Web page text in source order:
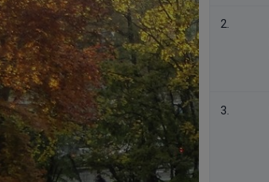
2.
3.